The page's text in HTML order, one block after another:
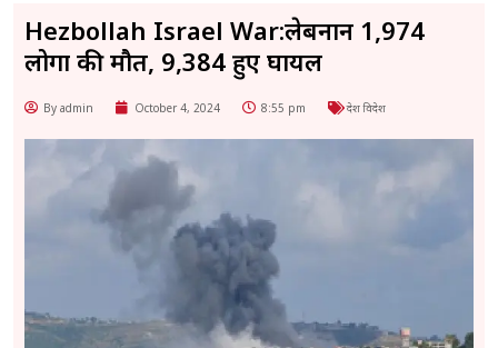
Hezbollah Israel War:लेबनान 1,974
लोगों की मौत, 9,384 हुए घायल
By admin October 4, 2024 8:55 pm देश विदेश